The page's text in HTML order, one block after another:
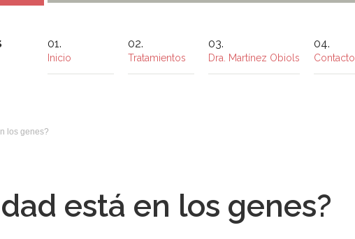
Inicio Tratamientos Dra. Martínez Obiols Contacto
los genes?
está en los genes?